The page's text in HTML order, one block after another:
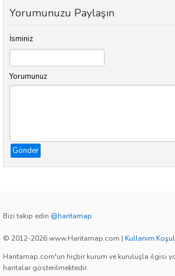
Yorumunuzu Paylaşın
İsminiz
Yorumunuz
Gönder
Bizi takip edin @haritamap
© 2012-2026 www.Haritamap.com | Kullanım
Haritamap.com'un hiçbir kurum ve kuruluşla ilgisi
haritalar gösterilmektedir.